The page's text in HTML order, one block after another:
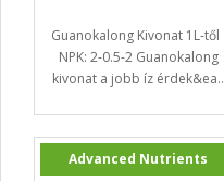
Guanokalong Kivonat 1L-től
NPK: 2-0.5-2 Guanokalong
kivonat a jobb íz érdek&ea..
Advanced Nutrients